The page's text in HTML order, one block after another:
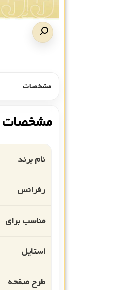
مشخصات
مشخصات
نام برند
رفرانس
مناسب برای
استایل
طرح صفحه